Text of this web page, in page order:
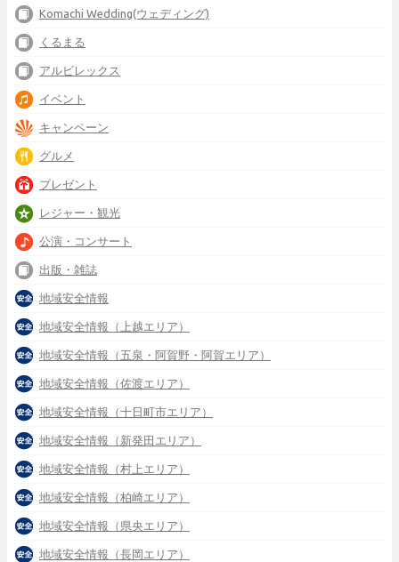
Komachi Wedding(ウェディング)
くるまる
アルビレックス
イベント
キャンペーン
グルメ
プレゼント
レジャー・観光
公演・コンサート
出版・雑誌
地域安全情報
地域安全情報（上越エリア）
地域安全情報（五泉・阿賀野・阿賀エリア）
地域安全情報（佐渡エリア）
地域安全情報（十日町市エリア）
地域安全情報（新発田エリア）
地域安全情報（村上エリア）
地域安全情報（柏崎エリア）
地域安全情報（県央エリア）
地域安全情報（長岡エリア）